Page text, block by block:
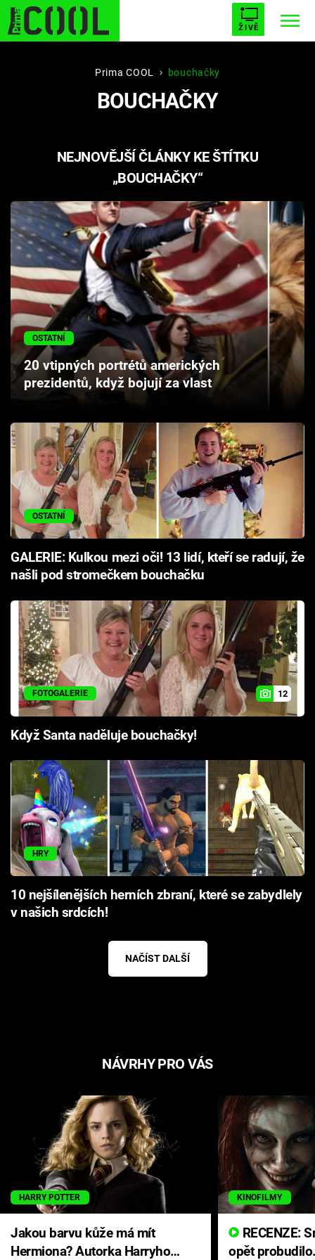
ŽIVĚ
STARHOUSE BUFFY, PŘEMOŽITELKA UPÍRŮ
PLNEJ KOTEL AVENGERS 5
Filmy
Seriály
Hry
Cool Esport
Pořady
TV Program
Sledujte prima+
Přihlášení
Sledujte nás
Prima COOL bouchačky
BOUCHAČKY
NEJNOVĚJŠÍ ČLÁNKY KE ŠTÍTKU
„BOUCHAČKY“
OSTATNÍ
20 vtipných portrétů amerických
prezidentů, když bojují za vlast
OSTATNÍ
GALERIE: Kulkou mezi oči! 13 lidí, kteří se radují, že
našli pod stromečkem bouchačku
FOTOGALERIE 12
Když Santa naděluje bouchačky!
HRY
10 nejšílenějších herních zbraní, které se zabydlely
v našich srdcích!
NAČÍST DALŠÍ
NÁVRHY PRO VÁS
HARRY POTTER
Jakou barvu kůže má mít
Hermiona? Autorka Harryho
KINOFILMY
opět